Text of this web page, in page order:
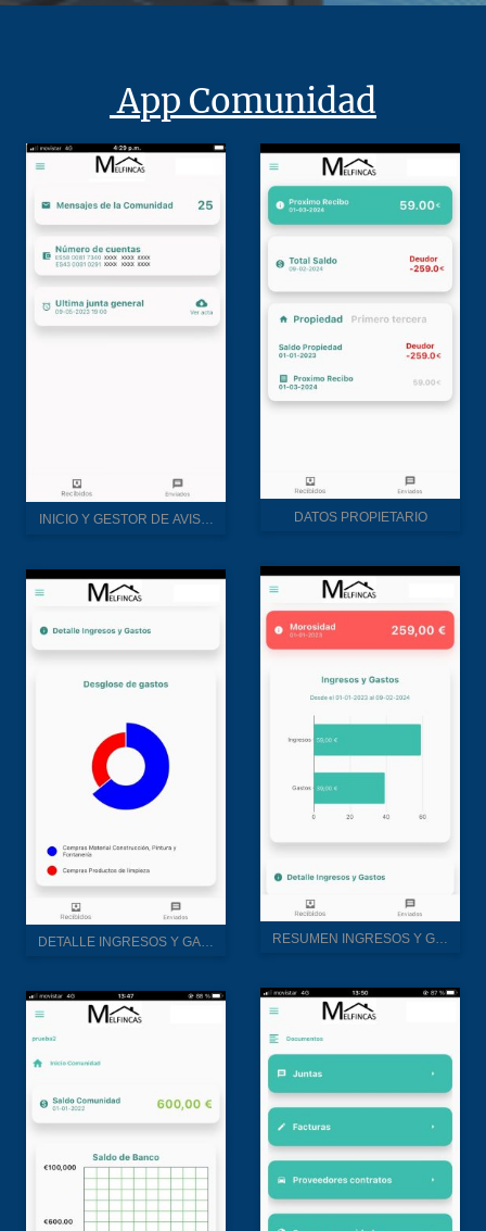
App Comunidad
INICIO Y GESTOR DE AVISOS
DETALLE INGRESOS Y GASTOS
DATOS PROPIETARIO
RESUMEN INGRESOS Y GASTOS